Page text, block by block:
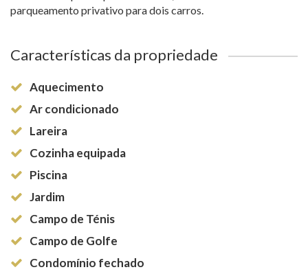
parqueamento privativo para dois carros.
Características da propriedade
Aquecimento
Ar condicionado
Lareira
Cozinha equipada
Piscina
Jardim
Campo de Ténis
Campo de Golfe
Condomínio fechado